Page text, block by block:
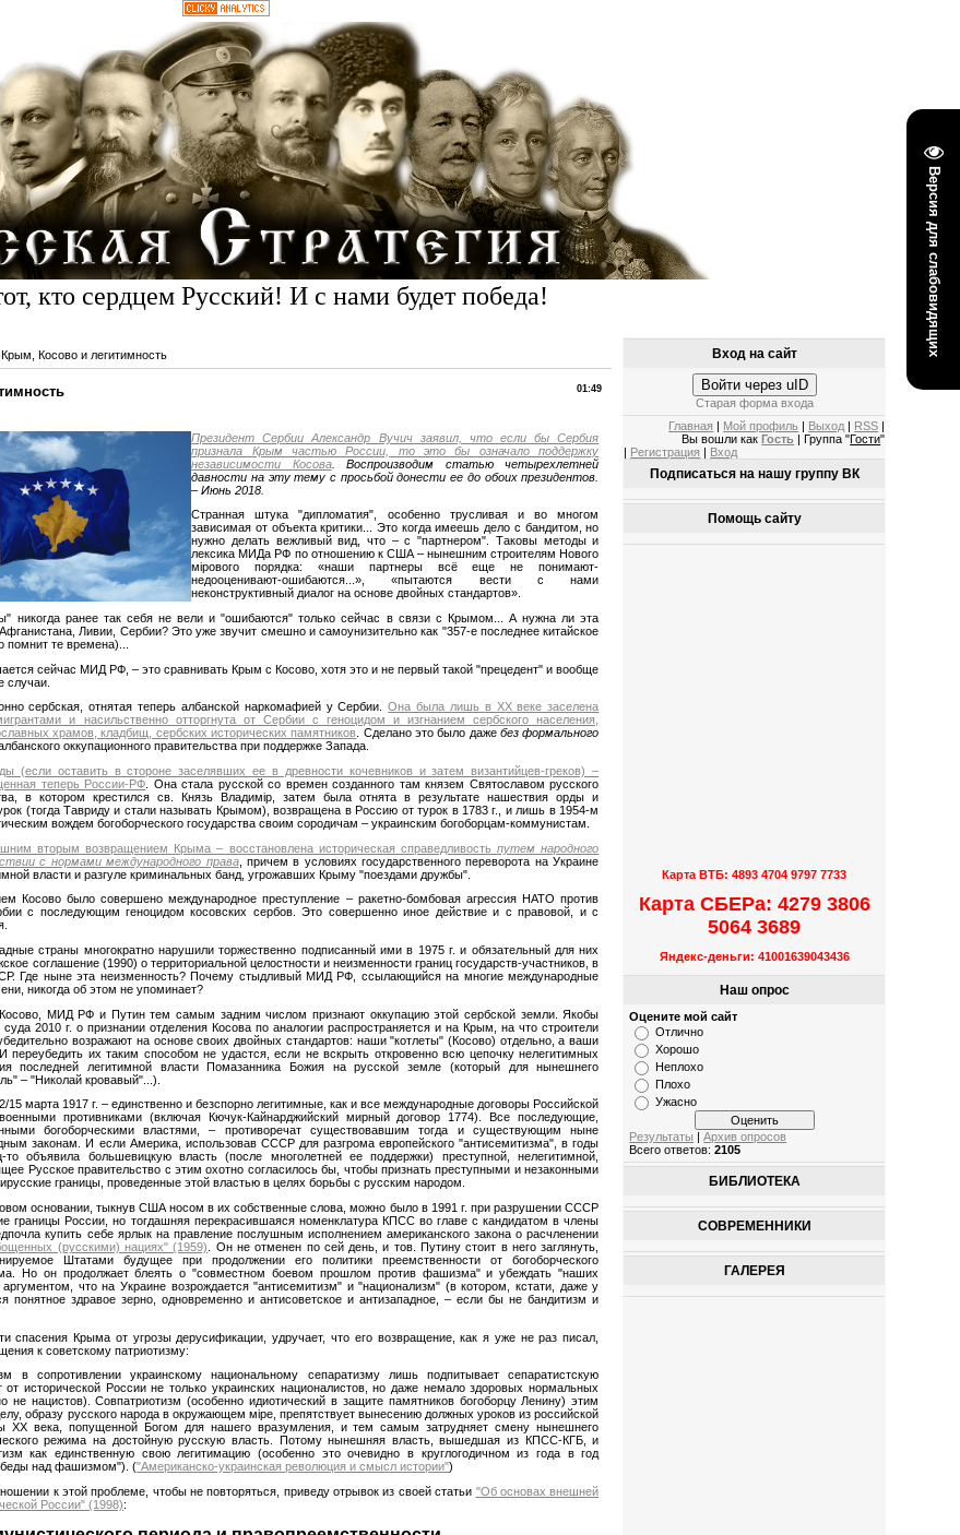
Версия для слабовидящих
кто сердцем Русский! И с нами будет победа!
Косово и легитимность
01:49
Президент Сербии Александр Вучич заявил, что если бы Сербия
признала Крым частью России, то это бы означало поддержку
независимости Косова. Воспроизводим статью четырехлетней
давности на эту тему с просьбой донести ее до обоих президентов.
‒ Июнь 2018.
Странная штука "дипломатия", особенно трусливая и во многом
зависимая от объекта критики... Это когда имеешь дело с бандитом, но
нужно делать вежливый вид, что – с "партнером". Таковы методы и
лексика МИДа РФ по отношению к США – нынешним строителям Нового
мiрового порядка: «наши партнеры всё еще не понимают-
недооценивают-ошибаются...», «пытаются вести с нами
неконструктивный диалог на основе двойных стандартов».
никогда ранее так себя не вели и "ошибаются" только сейчас в связи с Крымом... А нужна ли эта
Ливии, Сербии? Это уже звучит смешно и самоунизительно как "357-е последнее китайское
помнит те времена)...
сейчас МИД РФ, – это сравнивать Крым с Косово, хотя это и не первый такой "прецедент" и вообще
случаи.
сербская, отнятая теперь албанской наркомафией у Сербии.Она была лишь в ХХ веке заселена
и насильственно отторгнута от Сербии с геноцидом и изгнанием сербского населения,
храмов, кладбищ, сербских исторических памятников. Сделано это было даже без формального
оккупационного правительства при поддержке Запада.
(если оставить в стороне заселявших ее в древности кочевников и затем византийцев-греков) –
теперь России-РФ . Она стала русской со времен созданного там князем Святославом русского
в котором крестился св. Князь Владимiр, затем была отнята в результате нашествия орды и
(тогда Тавриду и стали называть Крымом), возвращена в Россию от турок в 1783 г., и лишь в 1954-м
вождем богоборческого государства своим сородичам – украинским богоборцам-коммунистам.
вторым возвращением Крыма – восстановлена историческая справедливостьпутем народного
с нормами международного права, причем в условиях государственного переворота на Украине
власти и разгуле криминальных банд, угрожавших Крыму "поездами дружбы".
Косово было совершено международное преступление – ракетно-бомбовая агрессия НАТО против
с последующим геноцидом косовских сербов. Это совершенно иное действие и с правовой, и с
страны многократно нарушили торжественно подписанный ими в 1975 г. и обязательный для них
соглашение (1990) о территориальной целостности и неизменности границ государств-участников, в
Где ныне эта неизменность? Почему стыдливый МИД РФ, ссылающийся на многие международные
никогда об этом не упоминает?
МИД РФ и Путин тем самым задним числом признают оккупацию этой сербской земли. Якобы
2010 г. о признании отделения Косова по аналогии распространяется и на Крым, на что строители
возражают на основе своих двойных стандартов: наши "котлеты" (Косово) отдельно, а ваши
их таким способом не удастся, если не вскрыть откровенно всю цепочку нелегитимных
последней легитимной власти Помазанника Божия на русской земле (который для нынешнего
– "Николай кровавый"...).
15 марта 1917 г. – единственно и безспорно легитимные, как и все международные договоры Российской
противниками (включая Кючук-Кайнарджийский мирный договор 1774). Все последующие,
богоборческими властями, – противоречат существовавшим тогда и существующим ныне
законам. И если Америка, использовав СССР для разгрома европейского "антисемитизма", в годы
объявила большевицкую власть (после многолетней ее поддержки) преступной, нелегитимной,
Русское правительство с этим охотно согласилось бы, чтобы признать преступными и незаконными
границы, проведенные этой властью в целях борьбы с русским народом.
основании, тыкнув США носом в их собственные слова, можно было в 1991 г. при разрушении СССР
границы России, но тогдашняя перекрасившаяся номенклатура КПСС во главе с кандидатом в члены
купить себе ярлык на правление послушным исполнением американского закона о расчленении
(русскими) нациях" (1959)
. Он не отменен по сей день, и тов. Путину стоит в него заглянуть,
Штатами будущее при продолжении его политики преемственности от богоборческого
Но он продолжает блеять о "совместном боевом прошлом против фашизма" и убеждать "наших
аргументом, что на Украине возрождается "антисемитизм" и "национализм" (в котором, кстати, даже у
понятное здравое зерно, одновременно и антисоветское и антизападное, – если бы не бандитизм и
спасения Крыма от угрозы дерусификации, удручает, что его возвращение, как я уже не раз писал,
к советскому патриотизму:
в сопротивлении украинскому национальному сепаратизму лишь подпитывает сепаратистскую
от исторической России не только украинских националистов, но даже немало здоровых нормальных
не нацистов). Совпатриотизм (особенно идиотический в защите памятников богоборцу Ленину) этим
образу русского народа в окружающем мiре, препятствует вынесению должных уроков из российской
ХХ века, попущенной Богом для нашего вразумления, и тем самым затрудняет смену нынешнего
режима на достойную русскую власть. Потому нынешняя власть, вышедшая из КПСС-КГБ, и
как единственную свою легитимацию (особенно это очевидно в круглогодичном из года в год
над фашизмом"). ("Американско-украинская революция и смысл истории")
к этой проблеме, чтобы не повторяться, приведу отрывок из своей статьи "Об основах внешней
России" (1998):
Вход на сайт
Войти через uID
Старая форма входа
Главная
Мой профиль Выход RSS
Вы вошли как Гость | Группа "Гости"
Регистрация Вход
Подписаться на нашу группу ВК
Помощь сайту
Карта ВТБ: 4893 4704 9797 7733
Карта СБЕРа: 4279 3806
5064 3689
Яндекс-деньги: 41001639043436
Наш опрос
Оцените мой сайт
Отлично
Хорошо
Неплохо
Плохо
Ужасно
Результаты |Архив опросов
Всего ответов:2105
БИБЛИОТЕКА
СОВРЕМЕННИКИ
ГАЛЕРЕЯ